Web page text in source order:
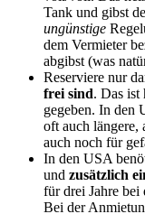
Tank und gibst
ungünstige
dem Vermieter
abgibst (was
Reserviere nur
frei sind. Das ist
gegeben. In den
oft auch längere,
auch noch für
In den USA
und zusätzlich
für drei Jahre bei
Bei der